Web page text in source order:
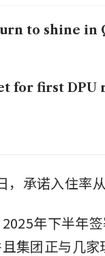
to shine
for first DPU
，承诺入住率
年下半年
集团正与几家